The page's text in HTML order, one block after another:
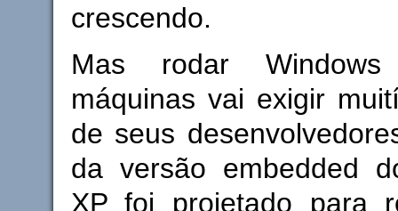
crescendo.
Mas rodar
máquinas vai exigir
de seus
da versão embedded
XP foi projetado para